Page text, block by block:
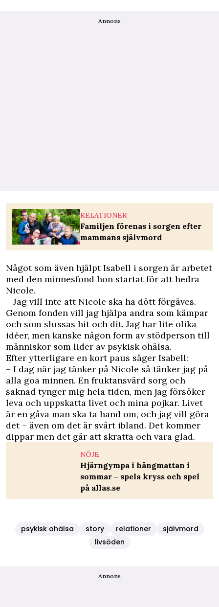
Annons
RELATIONER
Familjen förenas i sorgen efter
mammans självmord
Något som även hjälpt Isabell i sorgen är arbetet
med den minnesfond hon startat för att hedra
Nicole.
– Jag vill inte att Nicole ska ha dött förgäves.
Genom fonden vill jag hjälpa andra som kämpar
och som slussas hit och dit. Jag har lite olika
idéer, men kanske någon form av stödperson till
människor som lider av psykisk ohälsa.
Efter ytterligare en kort paus säger Isabell:
– I dag när jag tänker på Nicole så tänker jag på
alla goa minnen. En fruktansvärd sorg och
saknad tynger mig hela tiden, men jag försöker
leva och uppskatta livet och mina pojkar. Livet
är en gåva man ska ta hand om, och jag vill göra
det – även om det är svårt ibland. Det kommer
dippar men det går att skratta och vara glad.
NÖJE
Hjärngympa i hängmattan i
sommar – spela kryss och spel
på allas.se
psykisk ohälsa story relationer
självmord
livsöden
Annons